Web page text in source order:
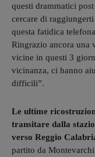
questi drammatici
cercare di
questa fatidica
Ringrazio ancora una
vicine in questi 3
vicinanza, ci hanno
difficili”.
Le ultime
transitare dalla
verso Reggio
partito da